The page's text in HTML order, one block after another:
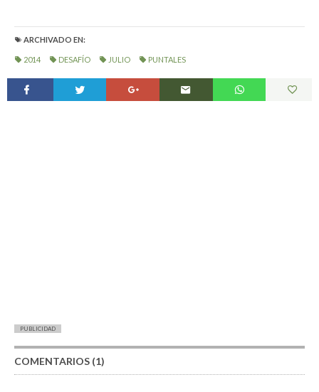
ARCHIVADO EN:
2014 DESAFÍO JULIO PUNTALES
PUBLICIDAD
COMENTARIOS (1)